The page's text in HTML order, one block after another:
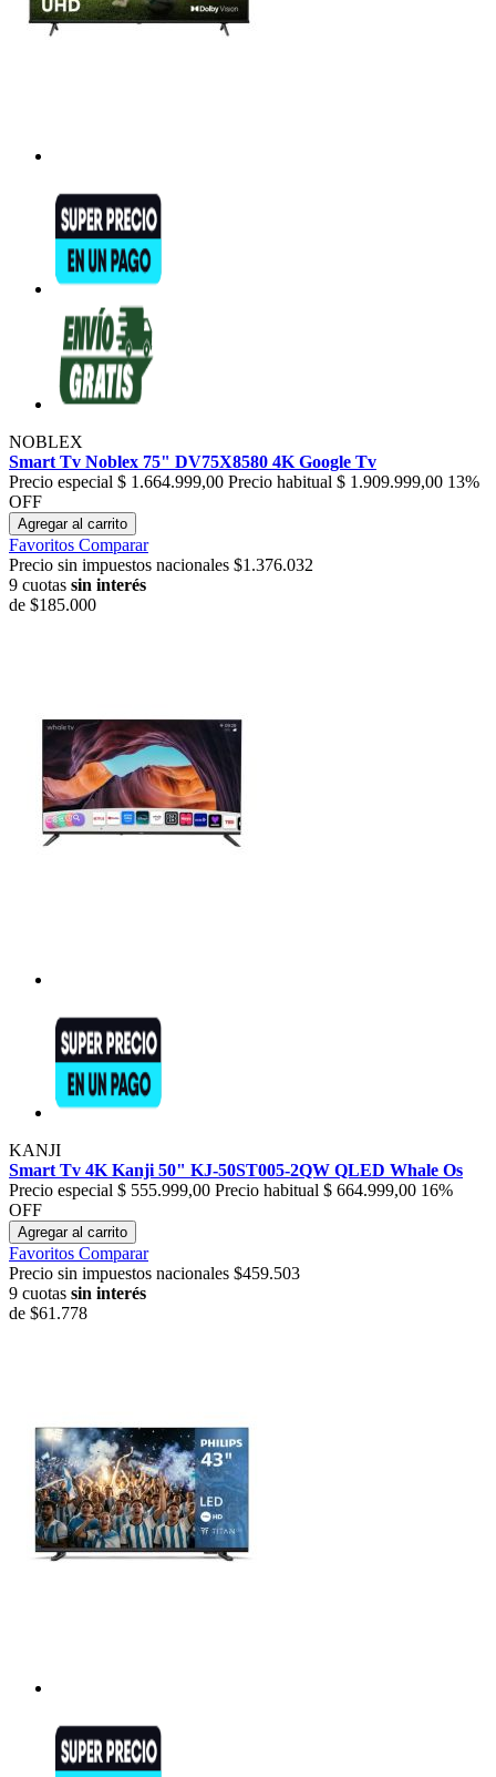
NOBLEX
Smart Tv Noblex 75" DV75X8580 4K Google Tv
Precio especial $ 1.664.999,00 Precio habitual $ 1.909.999,00 13%
OFF
Agregar al carrito
Favoritos Comparar
Precio sin impuestos nacionales $1.376.032
9 cuotas sin interés
de $185.000
KANJI
Smart Tv 4K Kanji 50" KJ-50ST005-2QW QLED Whale Os
Precio especial $ 555.999,00 Precio habitual $ 664.999,00 16%
OFF
Agregar al carrito
Favoritos Comparar
Precio sin impuestos nacionales $459.503
9 cuotas sin interés
de $61.778